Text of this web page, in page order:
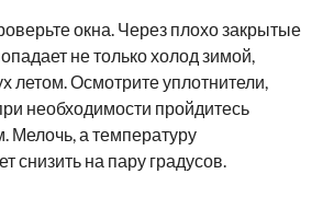
окна. Через плохо закрытые
не только холод зимой,
летом. Осмотрите уплотнители,
необходимости пройдитесь
Мелочь, а температуру
снизить на пару градусов.